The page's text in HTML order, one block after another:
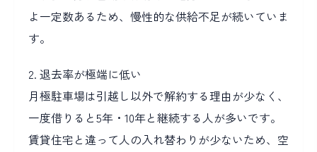
よ一定数あるため、慢性的な供給不足が続いていま
す。
2. 退去率が極端に低い
月極駐車場は引越し以外で解約する理由が少なく、
一度借りると5年・10年と継続する人が多いです。
賃貸住宅と違って人の入れ替わりが少ないため、空